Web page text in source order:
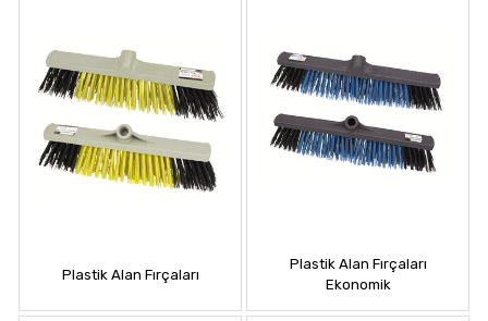
Plastik Alan Fırçaları
Plastik Alan Fırçaları
Ekonomik